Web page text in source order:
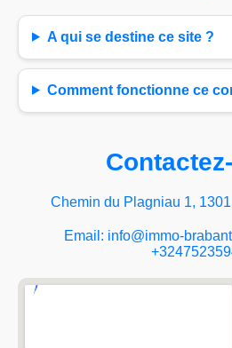
A qui se destine ce site ?
Comment fonctionne ce
Chemin du Plagniau 1,
Email: info@immo-